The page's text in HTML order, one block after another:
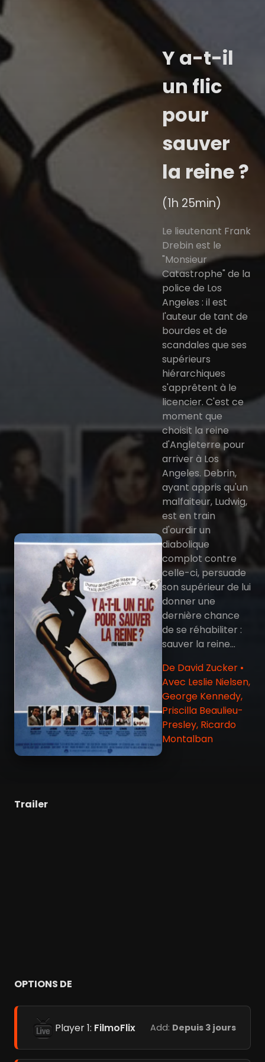
Y a-t-il
un flic
pour
sauver
la reine ?
(1h 25min)
Le lieutenant Frank
Drebin est le
"Monsieur
Catastrophe" de la
police de Los
Angeles : il est
l'auteur de tant de
bourdes et de
scandales que ses
supérieurs
hiérarchiques
s'apprêtent à le
licencier. C'est ce
moment que
choisit la reine
d'Angleterre pour
arriver à Los
Angeles. Debrin,
ayant appris qu'un
malfaiteur, Ludwig,
est en train
d'ourdir un
diabolique
complot contre
celle-ci, persuade
son supérieur de lui
donner une
dernière chance
de se réhabiliter :
sauver la reine...
De David Zucker •
Avec Leslie Nielsen,
George Kennedy,
Priscilla Beaulieu-
Presley, Ricardo
Montalban
Trailer
OPTIONS DE
Player 1: FilmoFlix Add: Depuis 3 jours